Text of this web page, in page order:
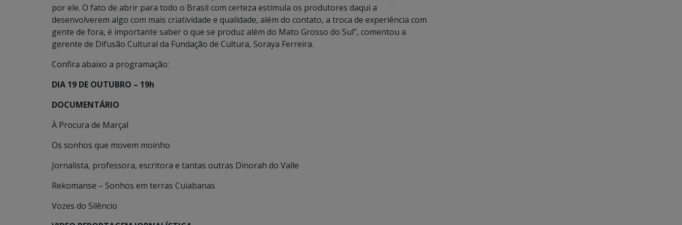
por ele. O fato de abrir para todo o Brasil com certeza estimula os produtores daqui a
desenvolverem algo com mais criatividade e qualidade, além do contato, a troca de experiência com
gente de fora, é importante saber o que se produz além do Mato Grosso do Sul”, comentou a
gerente de Difusão Cultural da Fundação de Cultura, Soraya Ferreira.
Confira abaixo a programação:
DIA 19 DE OUTUBRO – 19h
DOCUMENTÁRIO
À Procura de Marçal
Os sonhos que movem moinho
Jornalista, professora, escritora e tantas outras Dinorah do Valle
Rekomanse – Sonhos em terras Cuiabanas
Vozes do Silêncio